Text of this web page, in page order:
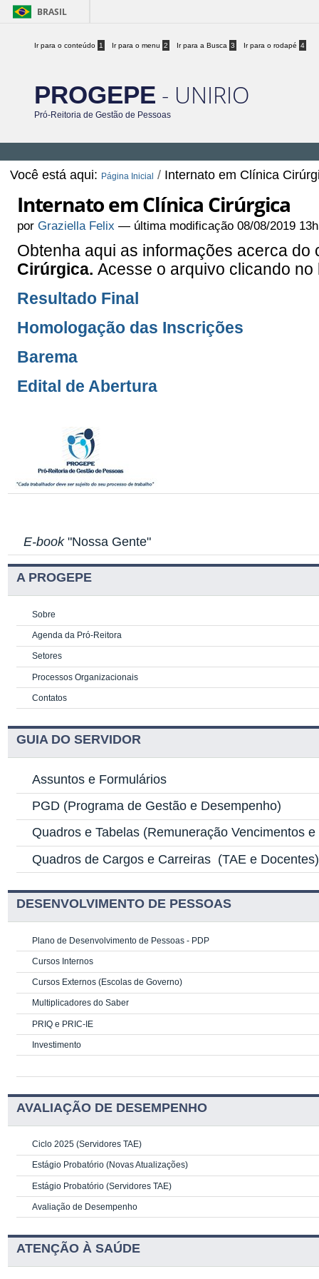
BRASIL
Ir para o conteúdo 1 Ir para o menu 2 Ir para a Busca 3 Ir para o rodapé 4
PROGEPE - UNIRIO
Pró-Reitoria de Gestão de Pessoas
Você está aqui: Página Inicial / Internato em Clínica
Internato em Clínica Cirúrgica
porGraziella Felix — última modificação 08/08/2019
Obtenha aqui as informações acerca
Cirúrgica.Acesse o arquivo clicando
Resultado Final
Homologação das Inscrições
Barema
Edital de Abertura
E-book"Nossa Gente"
A PROGEPE
Sobre
Agenda da Pró-Reitora
Setores
Processos Organizacionais
Contatos
GUIA DO SERVIDOR
Assuntos e Formulários
PGD (Programa de Gestão e Desempenho)
Quadros e Tabelas (Remuneração Vencimentos
Quadros de Cargos e Carreiras (TAE e Docentes)
DESENVOLVIMENTO DE PESSOAS
Plano de Desenvolvimento de Pessoas - PDP
Cursos Internos
Cursos Externos (Escolas de Governo)
Multiplicadores do Saber
PRIQ e PRIC-IE
Investimento
AVALIAÇÃO DE DESEMPENHO
Ciclo 2025 (Servidores TAE)
Estágio Probatório (Novas Atualizações)
Estágio Probatório (Servidores TAE)
Avaliação de Desempenho
ATENÇÃO À SAÚDE